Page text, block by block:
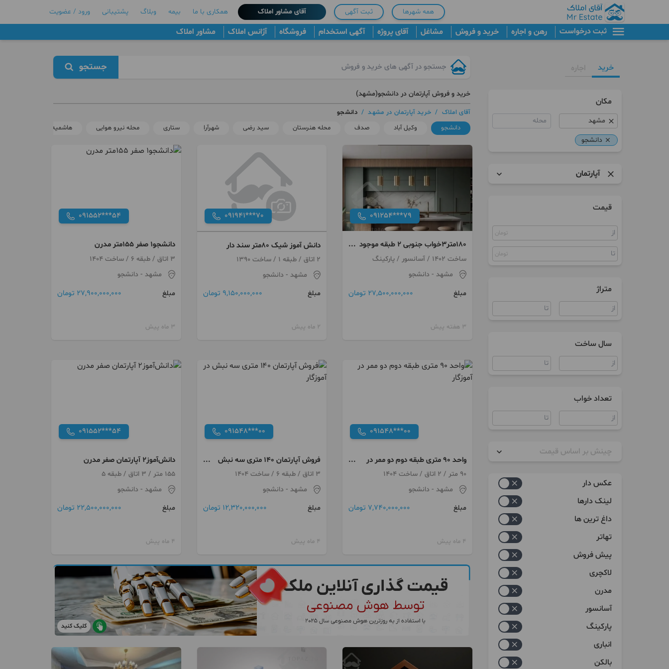
همه شهرها ثبت آگهی آقای مشاور املاک همکاری با ما بیمه وبلاگ پشتیبانی ورود / عضویت
ثبت درخواست رهن و اجاره خرید و فروش مشاغل آقای پروژه آگهی استخدام فروشگاه آژانس املاک مشاور املاک
خرید اجاره
مکان
محله
دانشجو
آپارتمان
برج
ویلا
قیمت
تومان
تومان
متراژ
سال ساخت
تعداد خواب
چینش بر اساس قیمت
عکس دار
لینک دارها
داغ ترین ها
تهاتر
پیش فروش
لاکچری
مدرن
آسانسور
پارکینگ
انباری
بالکن
جستجو
خرید و فروش آپارتمان در دانشجو(مشهد)
آقای املاک / خرید آپارتمان در مشهد / دانشجو
دانشجو
وکیل آباد صدف محله هنرستان سید رضی شهرآرا ستاری محله نیرو هوایی هاشمیه
091254***79
۱۸۰متر۳خواب جنوبی ۲ طبقه موجود
دانشجو نزدیک مترو
ساخت 1402 / آسانسور / پارکینگ
مشهد - دانشجو
مبلغ
27,500,000,000 تومان
3 هفته پیش
091941***70
دانش آموز شیک ۸۰متر سند دار
2 اتاق / طبقه 1 / ساخت 1390
مشهد- دانشجو
مبلغ
9,150,000,000 تومان
2 ماه پیش
091552***54
دانشجو۱ صفر ۱۵۵متر مدرن
3 اتاق / طبقه 6 / ساخت 1404
مشهد - دانشجو
مبلغ
27,900,000,000 تومان
3 ماه پیش
091548***00
واحد 90 متری طبقه دوم دو ممر در
آموزگار
90 متر / 2 اتاق / ساخت 1404
مشهد - دانشجو
مبلغ
7,740,000,000 تومان
4 ماه پیش
091548***00
فروش آپارتمان ۱۴۰ متری سه نبش
در آموزگار
3 اتاق / طبقه 6 / ساخت 1404
مشهد- دانشجو
مبلغ
12,320,000,000 تومان
4 ماه پیش
091552***54
دانش‌آموز۲ آپارتمان صفر مدرن
155 متر / 3 اتاق / طبقه 5
مشهد - دانشجو
مبلغ
22,500,000,000 تومان
4 ماه پیش
کلیک کنید